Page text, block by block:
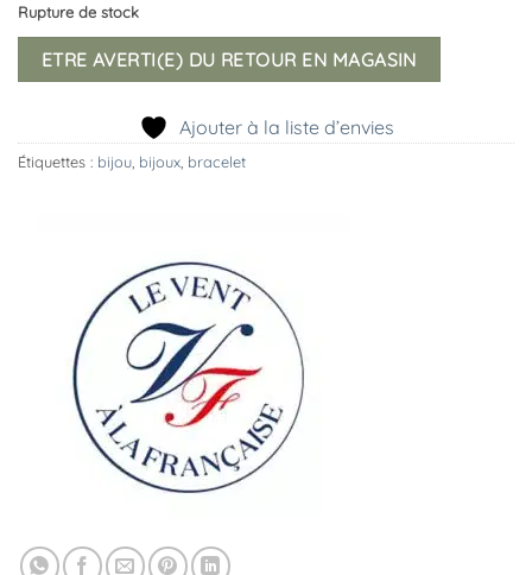
Rupture de stock
ETRE AVERTI(E) DU RETOUR EN MAGASIN
Ajouter à la liste d’envies
Étiquettes : bijou bijoux bracelet